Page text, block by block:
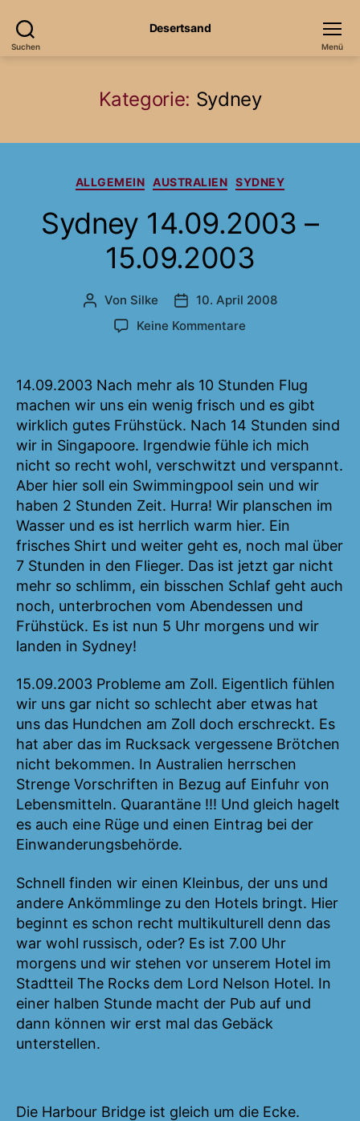
Suchen
Desertsand
Menü
Kategorie: Sydney
Kategorien
ALLGEMEIN AUSTRALIEN SYDNEY
Sydney 14.09.2003 –
15.09.2003
Beitragsautor
Von Silke Veröffentlichungsdatum
10. April 2008
Keine Kommentare
15.09.2003
14.09.2003 Nach mehr als 10 Stunden Flug
machen wir uns ein wenig frisch und es gibt
wirklich gutes Frühstück. Nach 14 Stunden sind
wir in Singapoore. Irgendwie fühle ich mich
nicht so recht wohl, verschwitzt und verspannt.
Aber hier soll ein Swimmingpool sein und wir
haben 2 Stunden Zeit. Hurra! Wir planschen im
Wasser und es ist herrlich warm hier. Ein
frisches Shirt und weiter geht es, noch mal über
7 Stunden in den Flieger. Das ist jetzt gar nicht
mehr so schlimm, ein bisschen Schlaf geht auch
noch, unterbrochen vom Abendessen und
Frühstück. Es ist nun 5 Uhr morgens und wir
landen in Sydney!
15.09.2003 Probleme am Zoll. Eigentlich fühlen
wir uns gar nicht so schlecht aber etwas hat
uns das Hundchen am Zoll doch erschreckt. Es
hat aber das im Rucksack vergessene Brötchen
nicht bekommen. In Australien herrschen
Strenge Vorschriften in Bezug auf Einfuhr von
Lebensmitteln. Quarantäne !!! Und gleich hagelt
es auch eine Rüge und einen Eintrag bei der
Einwanderungsbehörde.
Schnell finden wir einen Kleinbus, der uns und
andere Ankömmlinge zu den Hotels bringt. Hier
beginnt es schon recht multikulturell denn das
war wohl russisch, oder? Es ist 7.00 Uhr
morgens und wir stehen vor unserem Hotel im
Stadtteil The Rocks dem Lord Nelson Hotel. In
einer halben Stunde macht der Pub auf und
dann können wir erst mal das Gebäck
unterstellen.
Die Harbour Bridge ist gleich um die Ecke.